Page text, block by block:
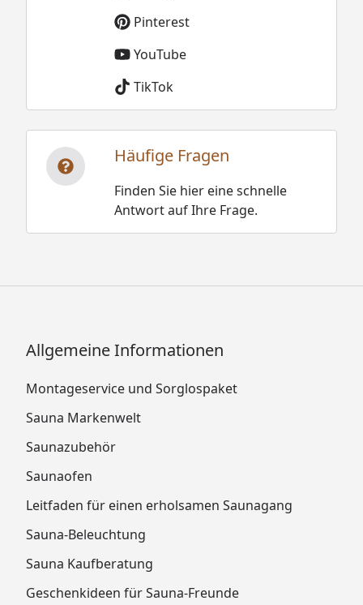
Pinterest
YouTube
TikTok
Häufige Fragen
Finden Sie hier eine schnelle
Antwort auf Ihre Frage.
Allgemeine Informationen
Montageservice und Sorglospaket
Sauna Markenwelt
Saunazubehör
Saunaofen
Leitfaden für einen erholsamen Saunagang
Sauna-Beleuchtung
Sauna Kaufberatung
Geschenkideen für Sauna-Freunde